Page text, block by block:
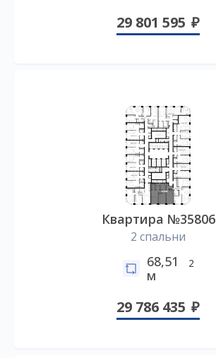
29 801 595
Квартира №35806
2 спальни
68,51
м
2
29 786 435